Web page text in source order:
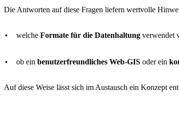
Die Antworten auf diese Fragen liefern wertvolle
• welche Formate für die Datenhaltung verwendet
• ob ein benutzerfreundliches Web-GIS oder ein
Auf diese Weise lässt sich im Austausch ein Konzept